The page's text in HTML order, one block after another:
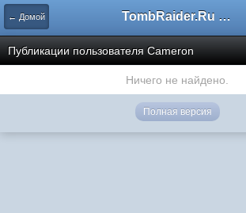
← Домой TombRaider.Ru - Форумы
Публикации пользователя Cameron
Ничего не найдено.
Полная версия